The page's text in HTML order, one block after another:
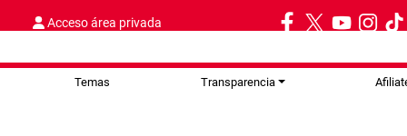
Acceso área privada
Temas Transparencia